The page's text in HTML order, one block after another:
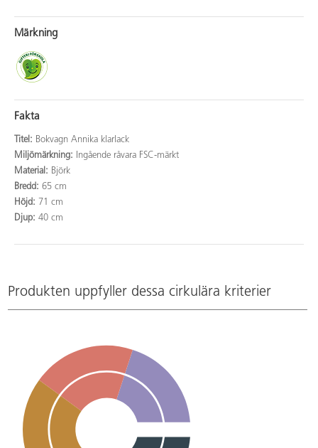
Märkning
Fakta
Titel: Bokvagn Annika klarlack
Miljömärkning:
Ingående råvara FSC-märkt
Material: Björk
Bredd: 65 cm
Höjd: 71 cm
Djup: 40 cm
Produkten uppfyller dessa cirkulära kriterier